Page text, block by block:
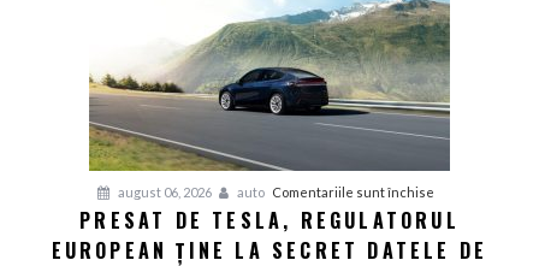
august 06, 2026 auto Comentariile sunt închise
de
PRESAT DE TESLA, REGULATORUL
EUROPEAN ȚINE LA SECRET DATELE DE